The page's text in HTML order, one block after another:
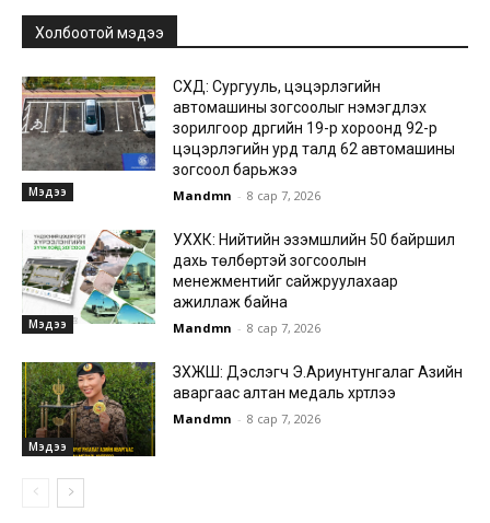
Холбоотой мэдээ
Мэдээ
СХД: Сургууль, цэцэрлэгийн
автомашины зогсоолыг нэмэгдүүлэх
зорилгоор дүүргийн 19-р хороонд 92-р
цэцэрлэгийн урд талд 62 автомашины
зогсоол барьжээ
Mandmn - 8 сар 7, 2026
Мэдээ
УХХК: Нийтийн эзэмшлийн 50 байршил
дахь төлбөртэй зогсоолын
менежментийг сайжруулахаар
ажиллаж байна
Mandmn - 8 сар 7, 2026
Мэдээ
ЗХЖШ: Дэслэгч Э.Ариунтунгалаг Азийн
аваргаас алтан медаль хүртлээ
Mandmn - 8 сар 7, 2026